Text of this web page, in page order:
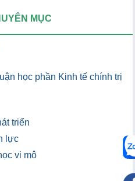
MỤC
học phần Kinh tế chính trị
triển
lực
vi mô